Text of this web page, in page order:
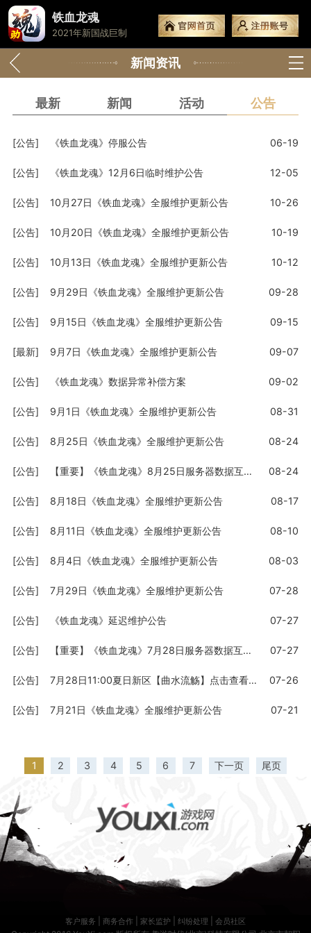
铁血龙魂
2021年新国战巨制
新闻资讯
最新 新闻 活动 公告
[公告] 《铁血龙魂》停服公告 06-19
[公告] 《铁血龙魂》12月6日临时维护公告 12-05
[公告] 10月27日《铁血龙魂》全服维护更新公告 10-26
[公告] 10月20日《铁血龙魂》全服维护更新公告 10-19
[公告] 10月13日《铁血龙魂》全服维护更新公告 10-12
[公告] 9月29日《铁血龙魂》全服维护更新公告 09-28
[公告] 9月15日《铁血龙魂》全服维护更新公告 09-15
[最新] 9月7日《铁血龙魂》全服维护更新公告 09-07
[公告] 《铁血龙魂》数据异常补偿方案 09-02
[公告] 9月1日《铁血龙魂》全服维护更新公告 08-31
[公告] 8月25日《铁血龙魂》全服维护更新公告 08-24
[公告] 【重要】《铁血龙魂》8月25日服务器数据互通公告 08-24
[公告] 8月18日《铁血龙魂》全服维护更新公告 08-17
[公告] 8月11日《铁血龙魂》全服维护更新公告 08-10
[公告] 8月4日《铁血龙魂》全服维护更新公告 08-03
[公告] 7月29日《铁血龙魂》全服维护更新公告 07-28
[公告] 《铁血龙魂》延迟维护公告 07-27
[公告] 【重要】《铁血龙魂》7月28日服务器数据互通公告 07-27
[公告] 7月28日11:00夏日新区【曲水流觞】点击查看专属活动 07-26
[公告] 7月21日《铁血龙魂》全服维护更新公告 07-21
1 2 3 4 5 6 7 下一页 尾页
客户服务 商务合作 家长监护 纠纷处理 会员社区